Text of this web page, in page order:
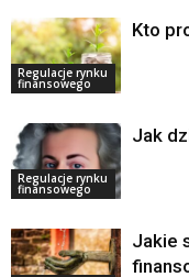
Regulacje rynku
finansowego
Kto
Regulacje rynku
finansowego
Jak
Jakie